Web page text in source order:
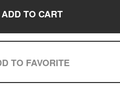
ADD TO CART
TO FAVORITE